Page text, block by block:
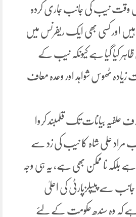
وقت نیب کی جانب جاری کردہ
ہیں اور کسی بھی ایک ریفرنس میں
کیا گیا ہے کیونکہ نیب کے
ٹھوس شواہد اور وعدہ معاف
حلفیہ بیانات تک قلمبند کروا
علی شاہ کا نیب کی زد سے
بلکہ نا ممکن بھی ہے، یہ ہی وجہ
سے پیپلزپارٹی کی اعلیٰ
ہے کہ وہ سندھ حکومت کے لئے